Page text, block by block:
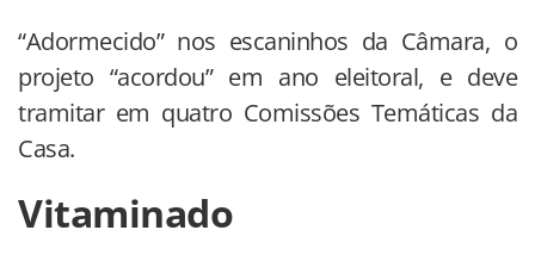
“Adormecido” nos escaninhos da Câmara, o
projeto “acordou” em ano eleitoral, e deve
tramitar em quatro Comissões Temáticas da
Casa.
Vitaminado